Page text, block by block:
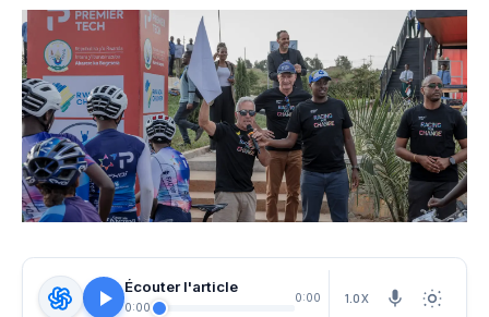
Écouter l'article
0:00
0:00 1.0X